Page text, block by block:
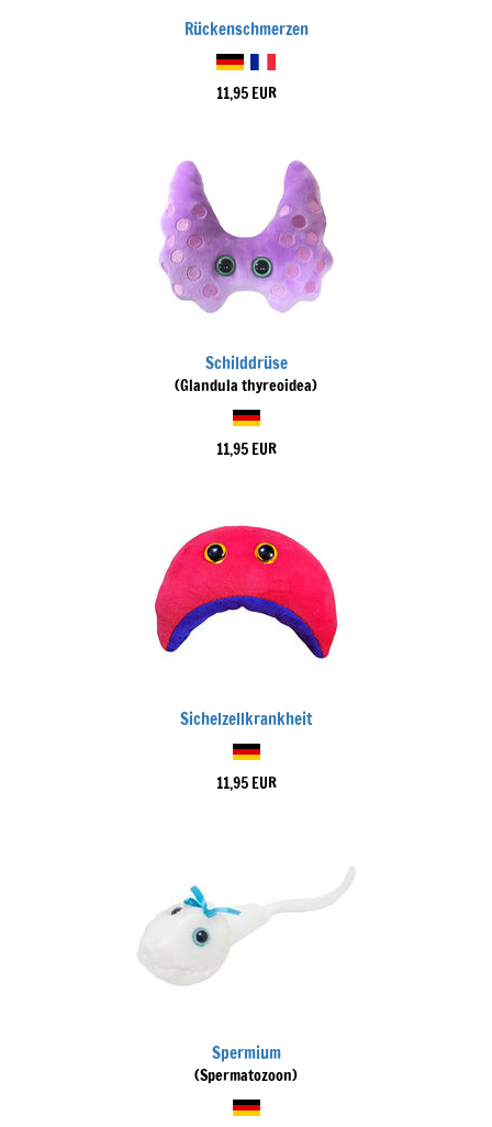
Rückenschmerzen
11,95 EUR
Schilddrüse
(Glandula thyreoidea)
11,95 EUR
Sichelzellkrankheit
11,95 EUR
Spermium
(Spermatozoon)